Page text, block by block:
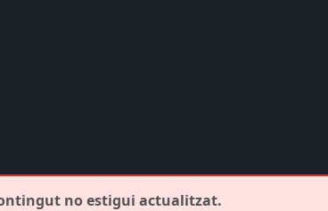
no estigui actualitzat.